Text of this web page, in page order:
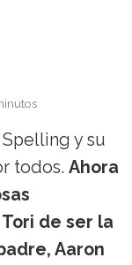
y su
todos. Ahora
de ser la
Aaron